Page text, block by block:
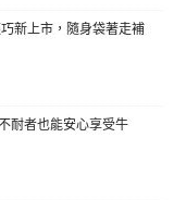
新上市，隨身袋著走補
耐者也能安心享受牛